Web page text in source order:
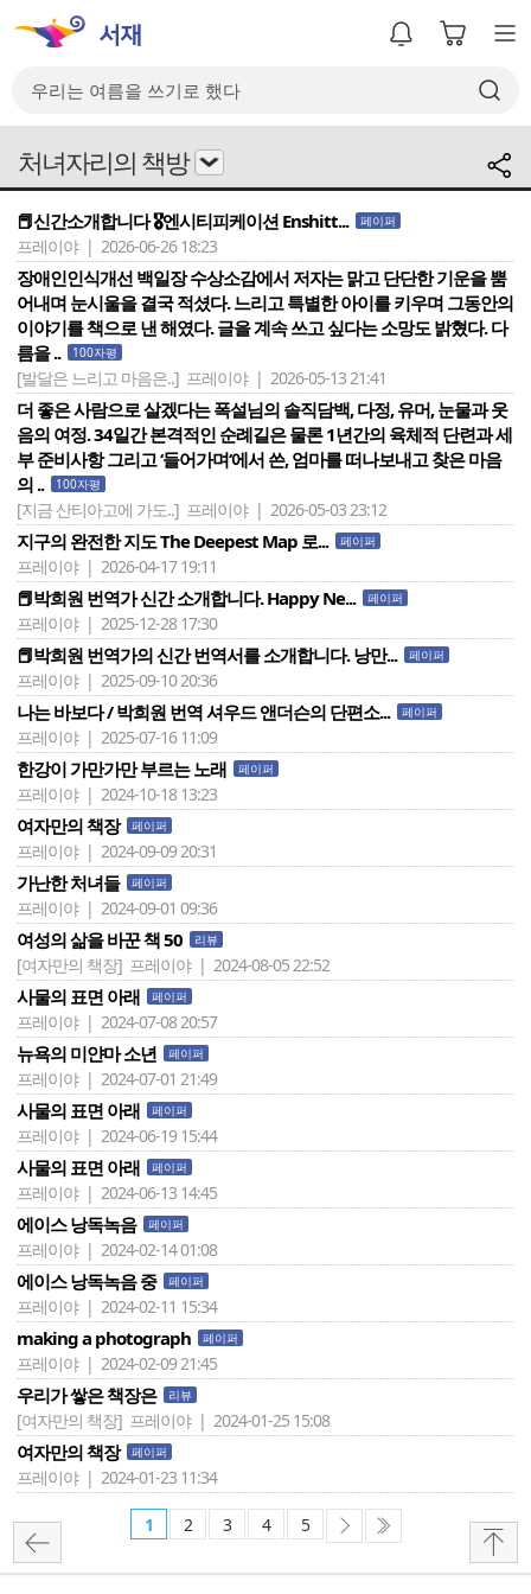
처녀자리의 책방
📕신간소개합니다 🎖️엔시티피케이션 Enshitt... 페이퍼
프레이야 | 2026-06-26 18:23
장애인인식개선 백일장 수상소감에서 저자는 맑고 단단한 기운을 뿜
어내며 눈시울을 결국 적셨다. 느리고 특별한 아이를 키우며 그동안의
이야기를 책으로 낸 해였다. 글을 계속 쓰고 싶다는 소망도 밝혔다. 다
름을 ..
100자평
[발달은 느리고 마음은..] 프레이야 | 2026-05-13 21:41
더 좋은 사람으로 살겠다는 폭설님의 솔직담백, 다정, 유머, 눈물과 웃
음의 여정. 34일간 본격적인 순례길은 물론 1년간의 육체적 단련과 세
부 준비사항 그리고 ‘들어가며‘에서 쓴, 엄마를 떠나보내고 찾은 마음
의 ..
100자평
[지금 산티아고에 가도..] 프레이야 | 2026-05-03 23:12
지구의 완전한 지도 The Deepest Map 로... 페이퍼
프레이야 | 2026-04-17 19:11
📕박희원 번역가 신간 소개합니다. Happy Ne... 페이퍼
프레이야 | 2025-12-28 17:30
📕박희원 번역가의 신간 번역서를 소개합니다. 낭만... 페이퍼
프레이야 | 2025-09-10 20:36
나는 바보다 / 박희원 번역 셔우드 앤더슨의 단편소... 페이퍼
프레이야 | 2025-07-16 11:09
한강이 가만가만 부르는 노래 페이퍼
프레이야 | 2024-10-18 13:23
여자만의 책장 페이퍼
프레이야 | 2024-09-09 20:31
가난한 처녀들 페이퍼
프레이야 | 2024-09-01 09:36
여성의 삶을 바꾼 책 50 리뷰
[여자만의 책장] 프레이야 | 2024-08-05 22:52
사물의 표면 아래 페이퍼
프레이야 | 2024-07-08 20:57
뉴욕의 미얀마 소년 페이퍼
프레이야 | 2024-07-01 21:49
사물의 표면 아래 페이퍼
프레이야 | 2024-06-19 15:44
사물의 표면 아래 페이퍼
프레이야 | 2024-06-13 14:45
에이스 낭독녹음 페이퍼
프레이야 | 2024-02-14 01:08
에이스 낭독녹음 중 페이퍼
프레이야 | 2024-02-11 15:34
making a photograph 페이퍼
프레이야 | 2024-02-09 21:45
우리가 쌓은 책장은 리뷰
[여자만의 책장] 프레이야 | 2024-01-25 15:08
여자만의 책장 페이퍼
프레이야 | 2024-01-23 11:34
1 2 3 4 5